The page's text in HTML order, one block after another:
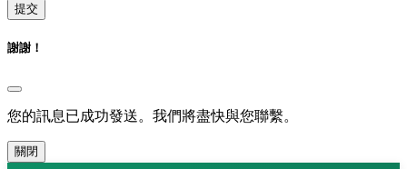
提交
謝謝！
您的訊息已成功發送。我們將盡快與您聯繫。
關閉